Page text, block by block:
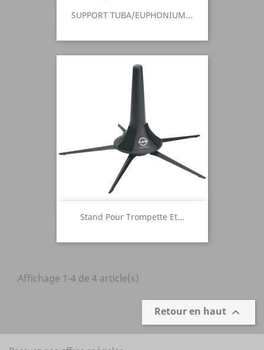
SUPPORT TUBA/EUPHONIUM...
Stand Pour Trompette Et...
Affichage 1-4 de 4 article(s)
Retour en haut 